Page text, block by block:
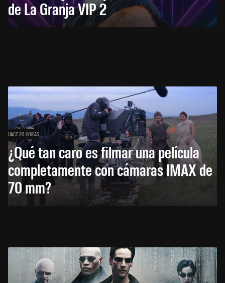
de La Granja VIP 2
HACE 20 HORAS
¿Qué tan caro es filmar una película
completamente con cámaras IMAX de
70 mm?